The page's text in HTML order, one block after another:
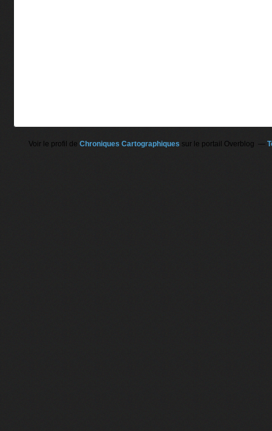
Voir le profil de Chroniques Cartographiques sur le portail Overblog